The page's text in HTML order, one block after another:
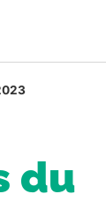
du